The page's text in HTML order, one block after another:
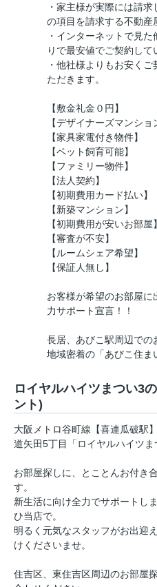
・家主様が実際には請
の項目を請求する不動産
・インターネットで見
りで最安値でご契約して
・他社様よりもお安く
ただきます。
【敷金礼金０円】
【デザイナーズマンショ
【家具家電付き物件】
【ペット飼育可能】
【ファミリー物件】
【法人契約】
【初期費用カード払い】
【新築マンション】
【初期費用が安いお部屋】
【審査が不安】
【ルームシェア希望】
【保証人無し】
お客様が希望のお部屋
力サポート宣言！！
長居、あびこ駅周辺での
地域密着の「あびこ住ま
ロイヤルハイツまつい3
ント)
大阪メトロ谷町線【喜連瓜破駅
道矢田5丁目「ロイヤルハイツ
お部屋探しに、とことんお付き
す。
新生活に向け全力でサポートし
ひ当店で。
明るく元気なスタッフがお出迎
けくださいませ。
住吉区、東住吉区周辺のお部屋